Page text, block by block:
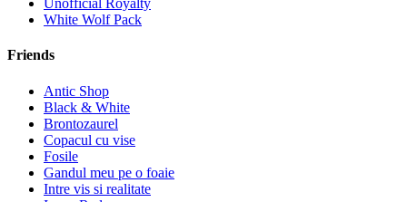
Unofficial Royalty
White Wolf Pack
Friends
Antic Shop
Black & White
Brontozaurel
Copacul cu vise
Fosile
Gandul meu pe o foaie
Intre vis si realitate